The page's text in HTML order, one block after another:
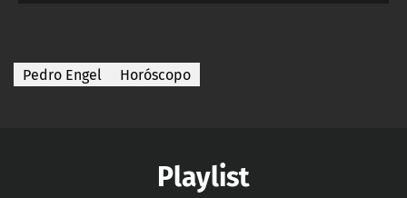
Pedro Engel Horóscopo
Playlist